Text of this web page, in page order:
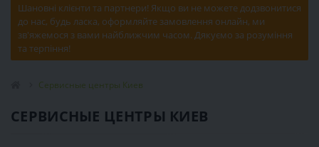
Шановні клієнти та партнери! Якщо ви не можете додзвонитися
до нас, будь ласка, оформляйте замовлення онлайн, ми
зв'яжемося з вами найближчим часом. Дякуємо за розуміння
та терпіння!
Сервисные центры Киев
СЕРВИСНЫЕ ЦЕНТРЫ КИЕВ